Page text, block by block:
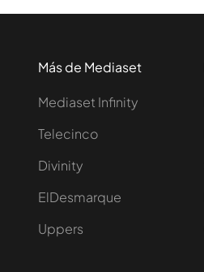
Más de Mediaset
Mediaset Infinity
Telecinco
Divinity
ElDesmarque
Uppers